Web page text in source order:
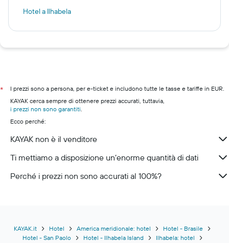
Hotel a Ilhabela
*
I prezzi sono a persona, per e-ticket e includono tutte le tasse e tariffe in EUR.
KAYAK cerca sempre di ottenere prezzi accurati, tuttavia,
i prezzi non sono garantiti.
Ecco perché:
KAYAK non è il venditore
Ti mettiamo a disposizione un’enorme quantità di dati
Perché i prezzi non sono accurati al 100%?
KAYAK.it Hotel America meridionale: hotel
Hotel - Brasile
Hotel - San Paolo
Hotel - Ilhabela Island Ilhabela: hotel